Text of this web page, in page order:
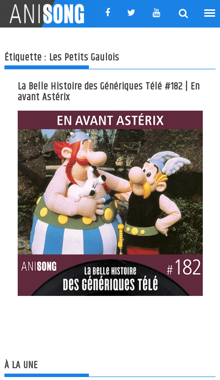
content
Étiquette : Les Petits Gaulois
La Belle Histoire des Génériques Télé #182 | En
avant Astérix
À LA UNE